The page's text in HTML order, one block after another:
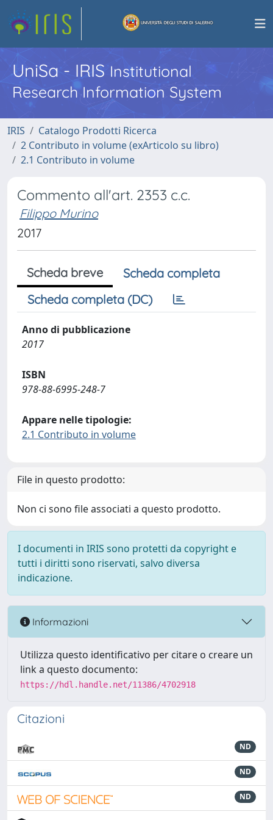
UniSa - IRISInstitutional
Research Information System
IRIS
Catalogo Prodotti Ricerca
2 Contributo in volume (exArticolo su libro)
2.1 Contributo in volume
Commento all'art. 2353 c.c.
Filippo Murino
2017
Scheda breve
Scheda completa
Scheda completa (DC)
Anno di pubblicazione
2017
ISBN
978-88-6995-248-7
Appare nelle tipologie:
2.1 Contributo in volume
File in questo prodotto:
Non ci sono file associati a questo prodotto.
I documenti in IRIS sono protetti da copyright e
tutti i diritti sono riservati, salvo diversa
indicazione.
Informazioni
Utilizza questo identificativo per citare o creare un
link a questo documento:
https://hdl.handle.net/11386/4702918
Citazioni
ND
ND
ND